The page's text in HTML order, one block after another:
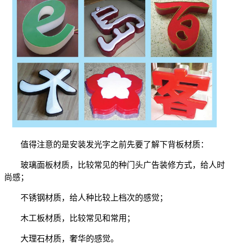
值得注意的是安装发光字之前先要了解下背板材质：
玻璃面板材质，比较常见的种门头广告装修方式，给人时
尚感；
不锈钢材质，给人种比较上档次的感觉；
木工板材质，比较常见和常用；
大理石材质，奢华的感觉。